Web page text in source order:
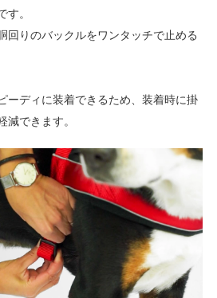
す。
回りのバックルをワンタッチで止める
ーディに装着できるため、装着時に掛
減できます。